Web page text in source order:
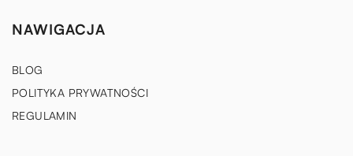
NAWIGACJA
BLOG
POLITYKA PRYWATNOŚCI
REGULAMIN